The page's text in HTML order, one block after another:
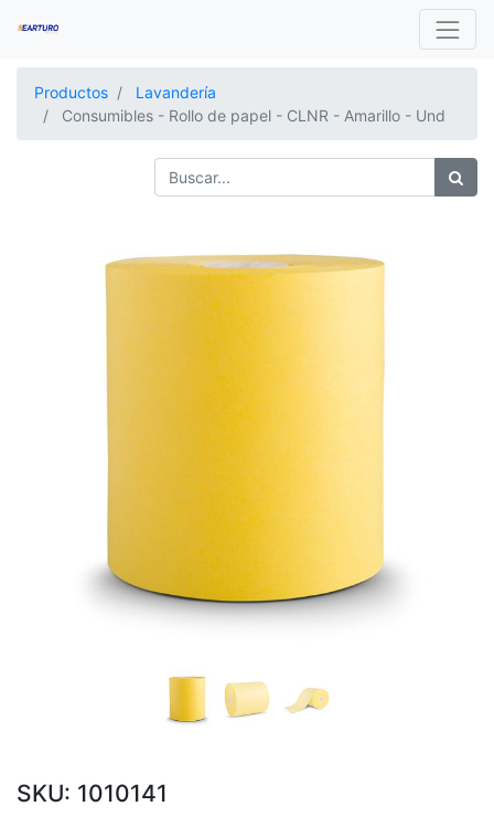
Productos
Lavandería
Consumibles - Rollo de papel - CLNR - Amarillo - Und
SKU: 1010141